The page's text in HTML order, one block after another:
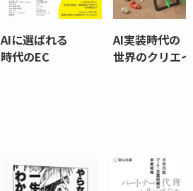
AIに選ばれる
時代のEC
AI実装時代の
世界のクリエ